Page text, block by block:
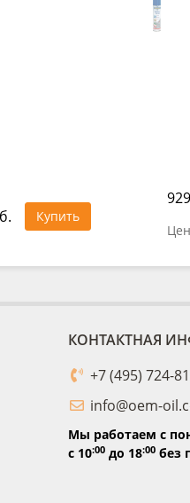
Купить
КОНТАКТНАЯ
+7 (495) 724-
info@oem-
Мы работаем с
с 10:00до 18:00без